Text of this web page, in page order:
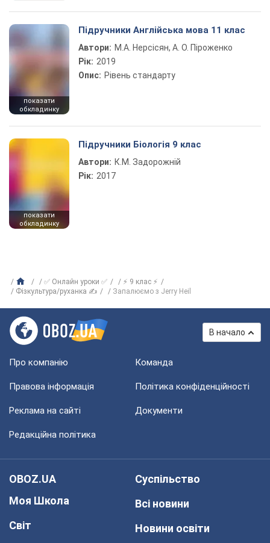
показати
обкладинку
Підручники Англійська мова 11 клас
Автори: М.А. Нерсісян, А. О. Піроженко
Рік: 2019
Опис: Рівень стандарту
показати
обкладинку
Підручники Біологія 9 клас
Автори: К.М. Задорожній
Рік: 2017
✅ Онлайн уроки ✅
⚡ 9 клас ⚡
Фізкультура/руханка ✍
Запалюємо з Jerry Heil
В начало
Про компанію Команда
Правова інформація Політика конфіденційності
Реклама на сайті Документи
Редакційна політика
OBOZ.UA
Моя Школа
Світ
Суспільство
Всі новини
Новини освіти